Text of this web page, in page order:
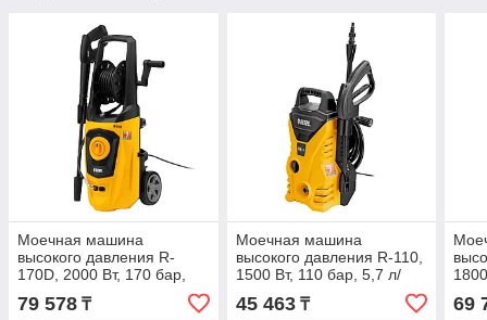
Моечная машина
высокого давления R-
170D, 2000 Вт, 170 бар,
360 л/ч, с барабаном
Denzel
79 578 ₸
Моечная машина
высокого давления R-110,
1500 Вт, 110 бар, 5,7 л/
мин, переносная Denzel
45 463₸ 69